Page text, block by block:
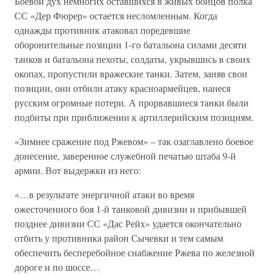
СС «Дер Фюрер» остается несломленным. Когда
однажды противник атаковал поредевшие
оборонительные позиции 1-го батальона силами десяти
танков и батальона пехоты, солдаты, укрывшись в своих
окопах, пропустили вражеские танки. Затем, заняв свои
позиции, они отбили атаку красноармейцев, нанеся
русским огромные потери. А прорвавшиеся танки были
подбиты при приближении к артиллерийским позициям.
«Зимнее сражение под Ржевом» – так озаглавлено боевое
донесение, заверенное служебной печатью штаба 9-й
армии. Вот выдержки из него:
«…в результате энергичной атаки во время
ожесточенного боя 1-й танковой дивизии и прибывшей
позднее дивизии СС «Дас Рейх» удается окончательно
отбить у противника район Сычевки и тем самым
обеспечить бесперебойное снабжение Ржева по железной
дороге и по шоссе…